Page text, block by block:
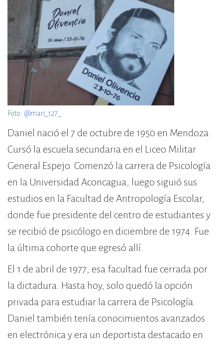
Foto: @mari_127_
Daniel nació el 7 de octubre de 1950 en Mendoza.
Cursó la escuela secundaria en el Liceo Militar
General Espejo. Comenzó la carrera de Psicología
en la Universidad Aconcagua, luego siguió sus
estudios en la Facultad de Antropología Escolar,
donde fue presidente del centro de estudiantes y
se recibió de psicólogo en diciembre de 1974. Fue
la última cohorte que egresó allí.
El 1 de abril de 1977, esa facultad fue cerrada por
la dictadura. Hasta hoy, solo quedó la opción
privada para estudiar la carrera de Psicología.
Daniel también tenía conocimientos avanzados
en electrónica y era un deportista destacado en